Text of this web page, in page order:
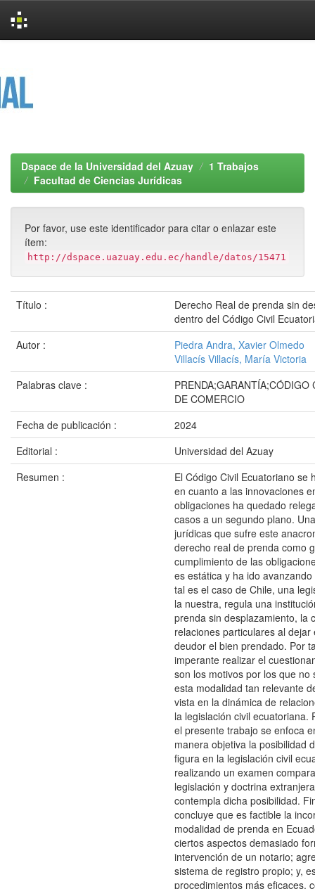
Dspace de la Universidad del Azuay
1 Trabajos
Facultad de Ciencias Jurídicas
Por favor, use este identificador para citar o enlazar este
ítem:
http://dspace.uazuay.edu.ec/handle/datos/15471
Título :
Derecho Real de prenda sin
dentro del Código Civil
Autor :
Piedra Andra, Xavier Olmedo
Villacís Villacís, María Victoria
Palabras clave :
PRENDA;GARANTÍA;CÓDIGO
DE COMERCIO
Fecha de publicación :
2024
Editorial :
Universidad del Azuay
Resumen :
El Código Civil Ecuatoriano se
en cuanto a las innovaciones
obligaciones ha quedado
casos a un segundo plano.
jurídicas que sufre este
derecho real de prenda como
cumplimiento de las
es estática y ha ido
tal es el caso de Chile, una
la nuestra, regula una
prenda sin desplazamiento, la
relaciones particulares al dejar
deudor el bien prendado. Por
imperante realizar el
son los motivos por los que no
esta modalidad tan relevante
vista en la dinámica de
la legislación civil ecuatoriana.
el presente trabajo se enfoca
manera objetiva la posibilidad
figura en la legislación civil
realizando un examen
legislación y doctrina
contempla dicha posibilidad.
concluye que es factible la
modalidad de prenda en
ciertos aspectos demasiado
intervención de un notario;
sistema de registro propio; y,
procedimientos más eficaces,